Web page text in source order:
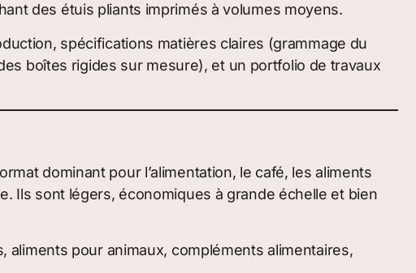
des étuis pliants imprimés à volumes moyens.
spécifications matières claires (grammage du
boîtes rigides sur mesure), et un portfolio de travaux
dominant pour l’alimentation, le café, les aliments
Ils sont légers, économiques à grande échelle et bien
aliments pour animaux, compléments alimentaires,